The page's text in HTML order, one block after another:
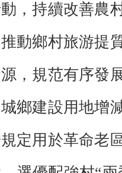
，持續改善農
動鄉村旅游提
，規范有序發
鄉建設用地增
定用於革命老